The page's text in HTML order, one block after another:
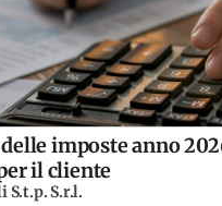
imposte anno
il cliente
S.t.p. S.r.l.